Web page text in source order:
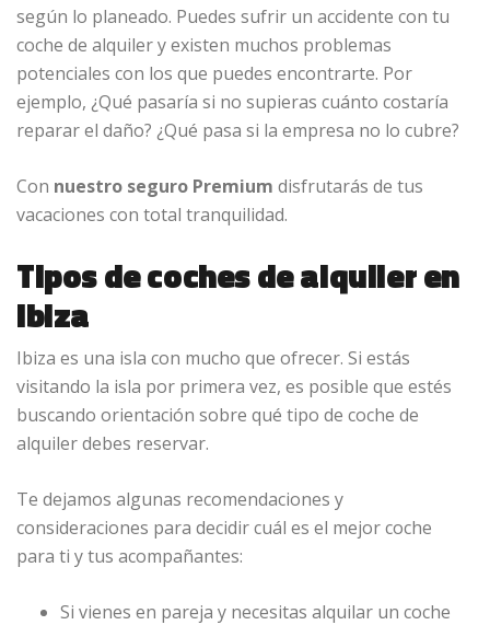
según lo planeado. Puedes sufrir un accidente con tu
coche de alquiler y existen muchos problemas
potenciales con los que puedes encontrarte. Por
ejemplo, ¿Qué pasaría si no supieras cuánto costaría
reparar el daño? ¿Qué pasa si la empresa no lo cubre?
Con nuestro seguro Premium disfrutarás de tus
vacaciones con total tranquilidad.
Tipos de coches de alquiler en
Ibiza
Ibiza es una isla con mucho que ofrecer. Si estás
visitando la isla por primera vez, es posible que estés
buscando orientación sobre qué tipo de coche de
alquiler debes reservar.
Te dejamos algunas recomendaciones y
consideraciones para decidir cuál es el mejor coche
para ti y tus acompañantes:
Si vienes en pareja y necesitas alquilar un coche